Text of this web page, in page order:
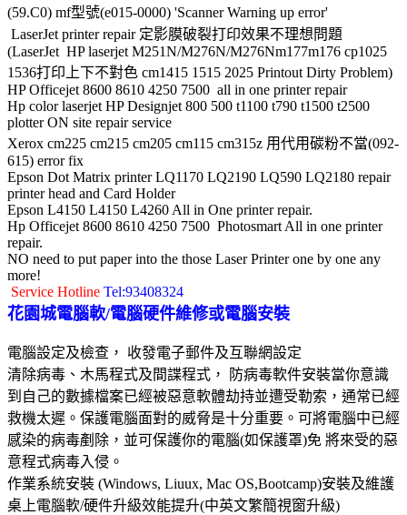
(59.C0) mf型號(e015-0000) 'Scanner Warning up error'
LaserJet printer repair 定影膜破裂打印效果不理想問題
(LaserJet HP laserjet M251N/M276N/M276Nm177m176 cp1025
1536打印 上下不對色 cm1415 1515 2025 Printout Dirty Problem)
HP Officejet 8600 8610 4250 7500 all in one printer repair
Hp color laserjet HP Designjet 800 500 t1100 t790 t1500 t2500
plotter ON site repair service
Xerox cm225 cm215 cm205 cm115 cm315z 用代用碳粉不當(092-
615) error fix
Epson Dot Matrix printerLQ1170 LQ2190 LQ590 LQ2180 repair
printer head and Card Holder
Epson L4150 L4150 L4260 All in One printer repair.
Hp Officejet 8600 8610 4250 7500 Photosmart All in one printer
repair.
NO need to put paper into the those Laser Printer one by one any
more!
Service Hotline Tel:93408324
花園城電腦軟/電腦硬件維修或電腦安裝
電腦設定及檢查， 收發電子郵件及互聯網設定
清除病毒、木馬程式及間諜程式， 防病毒軟件安裝當你意識
到自己的數據檔案已經被惡意軟體劫持並遭受勒索，通常已經
救機太遲。保護電腦面對的威脅是十分重要。可將電腦中已經
感染的病毒剷除，並可保護你的電腦(如保護罩)免 將來受的惡
意程式病毒入侵。
作業系統安裝 (Windows, Liuux, Mac OS,Bootcamp)安裝及維護
桌上電腦軟/硬件升級效能提升(中英文繁簡視窗升級)